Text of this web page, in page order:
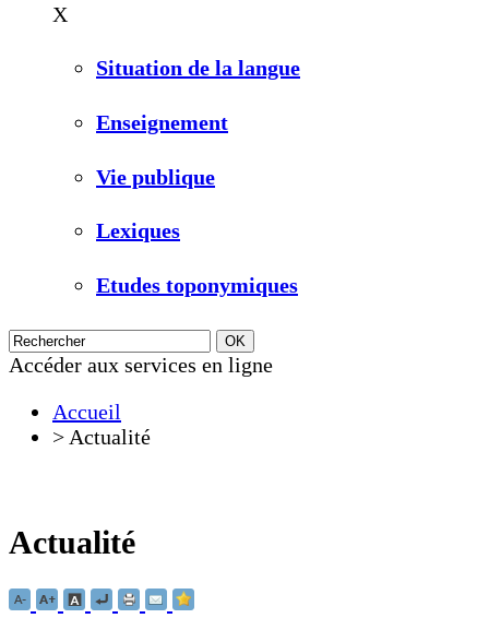
X
Situation de la langue
Enseignement
Vie publique
Lexiques
Etudes toponymiques
Accéder aux services en ligne
Accueil
> Actualité
Actualité